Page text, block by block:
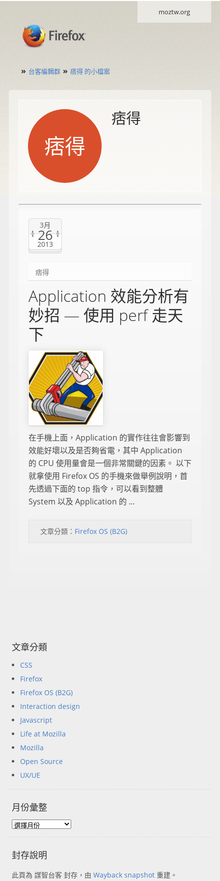
moztw.org
» 台客編輯群 » 痞得 的小檔案
痞得
痞得
3月
26
2013
痞得
Application 效能分析有
妙招 — 使用 perf 走天
下
在手機上面，Application 的實作往往會影響到
效能好壞以及是否夠省電，其中 Application
的 CPU 使用量會是一個非常關鍵的因素。 以下
就拿使用 Firefox OS 的手機來做舉例說明，首
先透過下面的 top 指令，可以看到整體
System 以及 Application 的 ...
文章分類： Firefox OS (B2G)
文章分類
CSS
Firefox
Firefox OS (B2G)
Interaction design
Javascript
Life at Mozilla
Mozilla
Open Source
UX/UE
月份彙整
封存說明
此頁為 謀智台客 封存，由 Wayback snapshot 重建。